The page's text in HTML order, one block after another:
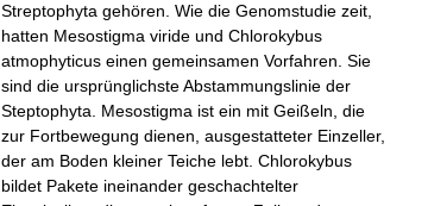
Streptophyta gehören. Wie die Genomstudie zeit,
hatten Mesostigma viride und Chlorokybus
atmophyticus einen gemeinsamen Vorfahren. Sie
sind die ursprünglichste Abstammungslinie der
Steptophyta. Mesostigma ist ein mit Geißeln, die
zur Fortbewegung dienen, ausgestatteter Einzeller,
der am Boden kleiner Teiche lebt. Chlorokybus
bildet Pakete ineinander geschachtelter